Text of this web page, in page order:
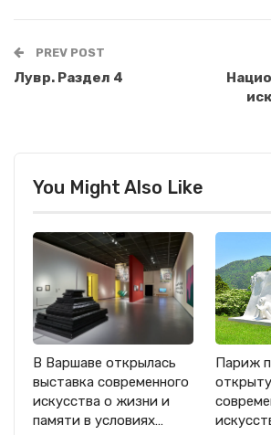
PREV POST
Лувр. Раздел 4
You Might Also Like
В Варшаве открылась
выставка современного
искусства о жизни и
памяти в условиях…
Париж